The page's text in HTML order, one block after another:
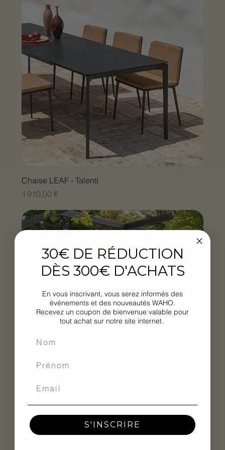
Chaise LEAF - Talenti
Prix
1 910,00 €
Table 300x110 LEAF - Talenti
À partir de
7 064,00 €
Prix promotionnel
30€ DE RÉDUCTION
DÈS 300€ D'ACHATS
En vous inscrivant, vous serez informés des
événements et des nouveautés WAHO.
Recevez un coupon de bienvenue valable pour
tout achat sur notre site internet.
S'INSCRIRE